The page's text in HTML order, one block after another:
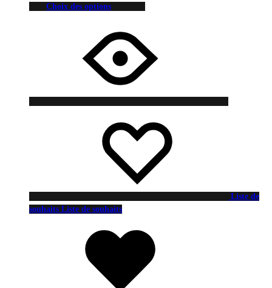
Choix des options
Liste de
souhaits Liste de souhaits